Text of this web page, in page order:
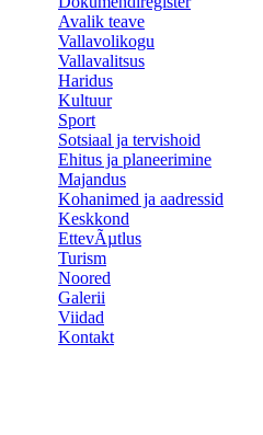
Avalik teave
Vallavolikogu
Vallavalitsus
Haridus
Kultuur
Sport
Sotsiaal ja tervishoid
Ehitus ja planeerimine
Majandus
Kohanimed ja aadressid
Keskkond
EttevÃµtlus
Turism
Noored
Galerii
Viidad
Kontakt